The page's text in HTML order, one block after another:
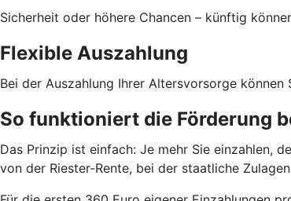
Sicherheit oder höhere Chancen – künftig
Flexible Auszahlung
Bei der Auszahlung Ihrer Altersvorsorge
So funktioniert die Förderung
Das Prinzip ist einfach: Je mehr Sie einzahlen,
von der Riester-Rente, bei der staatliche